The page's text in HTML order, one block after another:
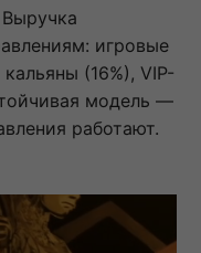
игровые
(16%), VIP-
модель —
работают.